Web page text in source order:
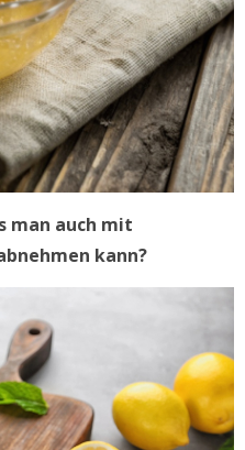
man auch mit
kann?